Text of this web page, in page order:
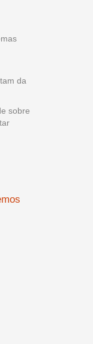
da
sobre